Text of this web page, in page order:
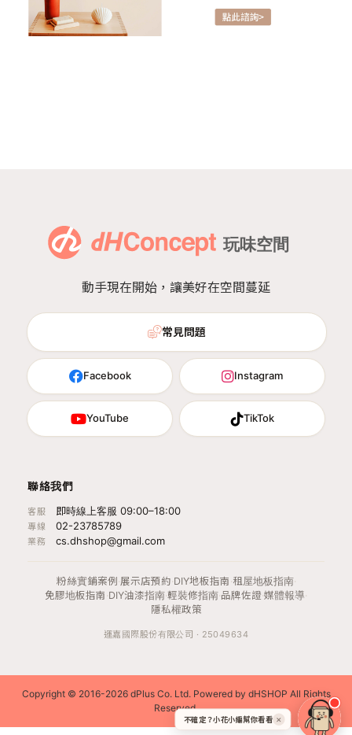
動手現在開始，讓美好在空間蔓延
常見問題
Facebook Instagram
YouTube TikTok
聯絡我們
客服 即時線上客服 09:00–18:00
專線 02-23785789
業務 cs.dhshop@gmail.com
粉絲實鋪案例·展示店預約·DIY地板指南 ·租屋地板指南·
免膠地板指南 ·DIY油漆指南·輕裝修指南·品牌佐證·媒體報導·
隱私權政策
運嘉國際股份有限公司 · 25049634
Copyright © 2016-2026 dPlus Co. Ltd. Powered by dHSHOP All Rights
Reserved.
不確定？小花小編幫你看看 ✕